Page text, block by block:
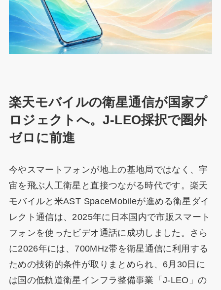
楽天モバイルの衛星通信が国家プ
ロジェクトへ。J-LEO採択で圏外
ゼロに前進
今やスマートフォンが地上の基地局ではなく、宇
宙を飛ぶ人工衛星と直接つながる時代です。楽天
モバイルと米AST SpaceMobileが進める衛星ダイ
レクト通信は、2025年に日本国内で市販スマート
フォンを使ったビデオ通話に成功しました。さら
に2026年には、700MHz帯を衛星通信に利用する
ための技術的条件が取りまとめられ、6月30日に
は国の低軌道衛星インフラ整備事業「J-LEO」の